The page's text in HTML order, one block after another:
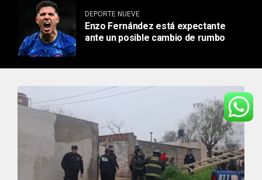
DEPORTE NUEVE
Enzo Fernández está expectante
ante un posible cambio de rumbo